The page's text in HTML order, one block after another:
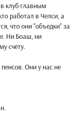
клуб главным
работал в Челси, а
что они "объедки" за
Ни Боаш, ни
счёту.
Они у нас не